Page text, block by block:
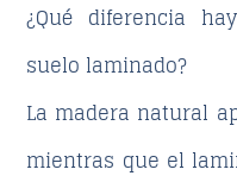
¿Qué diferencia
suelo laminado?
La madera natural
mientras que el